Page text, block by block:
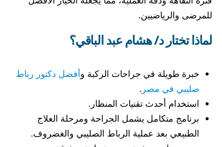
للمرضى والرياضيين.
لماذا تختار د/ هشام عبد الباقي؟
خبرة طويلة في جراحات الركبة وأفضل دكتور رباط
صليبي في مصر .
استخدام أحدث تقنيات المنظار.
برنامج متكامل يشمل الجراحة ومرحلة العلاج
الطبيعي بعد عملية الرباط الصليبي والغضروف.